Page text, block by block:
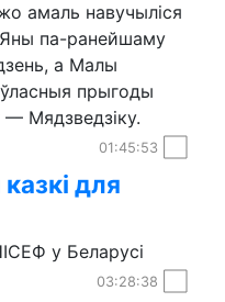
амаль навучыліся
Яны па-ранейшаму
а Малы
прыгоды
Мядзведзіку.
01:45:53
для
у Беларусі
03:28:38